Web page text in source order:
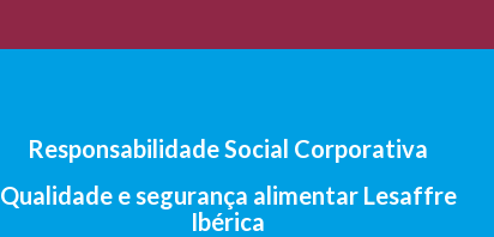
Responsabilidade Social Corporativa
Qualidade e segurança alimentar Lesaffre
Ibérica